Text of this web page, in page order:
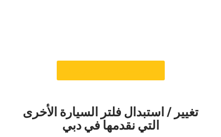
‏تغيير / استبدال فلتر السيارة الأخرى
التي نقدمها في دبي‏